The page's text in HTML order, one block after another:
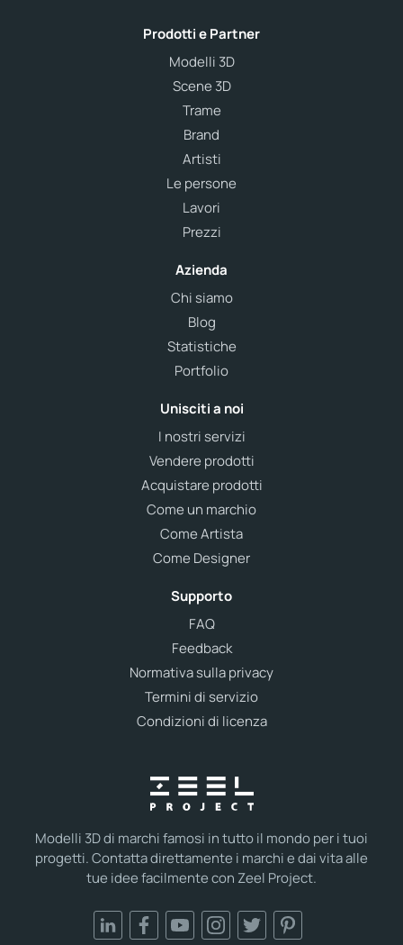
Modelli 3D di marchi famosi in tutto il mondo per i tuoi
progetti. Contatta direttamente i marchi e dai vita alle
tue idee facilmente con Zeel Project.
Prodotti e Partner
Modelli 3D
Scene 3D
Trame
Brand
Artisti
Le persone
Lavori
Prezzi
Azienda
Chi siamo
Blog
Statistiche
Portfolio
Unisciti a noi
I nostri servizi
Vendere prodotti
Acquistare prodotti
Come un marchio
Come Artista
Come Designer
Supporto
FAQ
Feedback
Normativa sulla privacy
Termini di servizio
Condizioni di licenza